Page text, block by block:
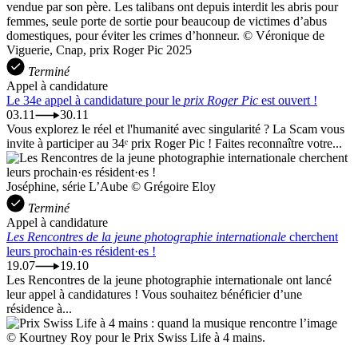
vendue par son père. Les talibans ont depuis interdit les abris pour
femmes, seule porte de sortie pour beaucoup de victimes d’abus
domestiques, pour éviter les crimes d’honneur. © Véronique de
Viguerie, Cnap, prix Roger Pic 2025
Terminé
Appel à candidature
Le 34e appel à candidature pour le prix Roger Pic est ouvert !
03.11
30.11
Vous explorez le réel et l'humanité avec singularité ? La Scam vous
invite à participer au 34ᵉ prix Roger Pic ! Faites reconnaître votre...
Joséphine, série L’Aube © Grégoire Eloy
Terminé
Appel à candidature
Les Rencontres de la jeune photographie internationale cherchent
leurs prochain·es résident·es !
19.07
19.10
Les Rencontres de la jeune photographie internationale ont lancé
leur appel à candidatures ! Vous souhaitez bénéficier d’une
résidence à...
© Kourtney Roy pour le Prix Swiss Life à 4 mains.